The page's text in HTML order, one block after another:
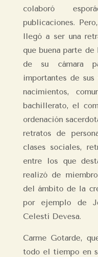
colaboró
publicaciones.
llegó a ser una
que buena parte
de su cámara
importantes de
nacimientos,
bachillerato, el
ordenación
retratos de
clases sociales,
entre los que
realizó de
del ámbito de la
por ejemplo de
Celestí Devesa.
Carme Gotarde,
todo el tiempo en